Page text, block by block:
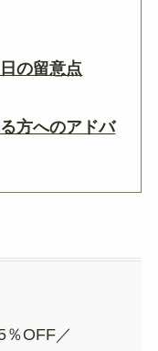
の留意点
方へのアドバ
％OFF／